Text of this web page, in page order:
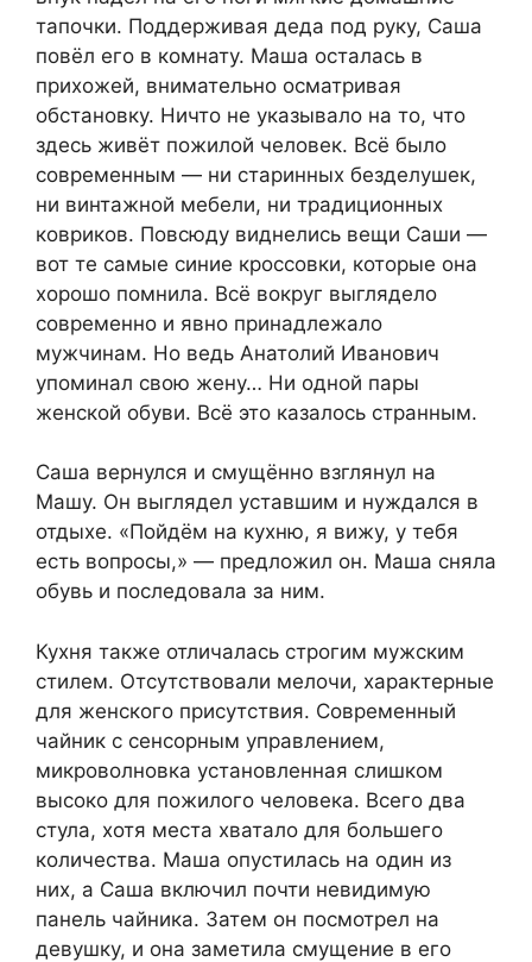
тапочки. Поддерживая деда под руку, Саша
повёл его в комнату. Маша осталась в
прихожей, внимательно осматривая
обстановку. Ничто не указывало на то, что
здесь живёт пожилой человек. Всё было
современным — ни старинных безделушек,
ни винтажной мебели, ни традиционных
ковриков. Повсюду виднелись вещи Саши —
вот те самые синие кроссовки, которые она
хорошо помнила. Всё вокруг выглядело
современно и явно принадлежало
мужчинам. Но ведь Анатолий Иванович
упоминал свою жену… Ни одной пары
женской обуви. Всё это казалось странным.
Саша вернулся и смущённо взглянул на
Машу. Он выглядел уставшим и нуждался в
отдыхе. «Пойдём на кухню, я вижу, у тебя
есть вопросы,» — предложил он. Маша сняла
обувь и последовала за ним.
Кухня также отличалась строгим мужским
стилем. Отсутствовали мелочи, характерные
для женского присутствия. Современный
чайник с сенсорным управлением,
микроволновка установленная слишком
высоко для пожилого человека. Всего два
стула, хотя места хватало для большего
количества. Маша опустилась на один из
них, а Саша включил почти невидимую
панель чайника. Затем он посмотрел на
девушку, и она заметила смущение в его